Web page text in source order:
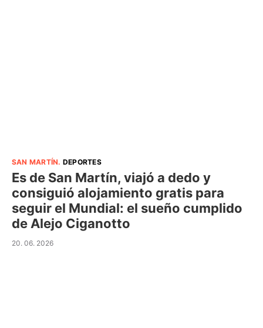
SAN MARTÍN. DEPORTES
Es de San Martín, viajó a dedo y
consiguió alojamiento gratis para
seguir el Mundial: el sueño cumplido
de Alejo Ciganotto
20. 06. 2026